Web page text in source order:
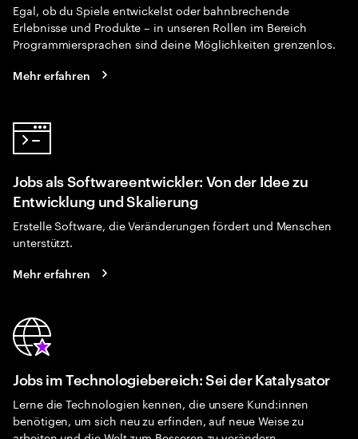
Egal, ob du Spiele entwickelst oder bahnbrechende
Erlebnisse und Produkte – in unseren Rollen im Bereich
Programmiersprachen sind deine Möglichkeiten grenzenlos.
Mehr erfahren
Jobs als Softwareentwickler: Von der Idee zu
Entwicklung und Skalierung
Erstelle Software, die Veränderungen fördert und Menschen
unterstützt.
Mehr erfahren
Jobs im Technologiebereich: Sei der Katalysator
Lerne die Technologien kennen, die unsere Kund:innen
benötigen, um sich neu zu erfinden, auf neue Weise zu